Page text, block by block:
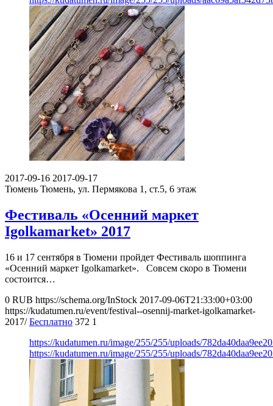
2017-09-16 2017-09-17
Тюмень Тюмень, ул. Пермякова 1, ст.5, 6 этаж
Фестиваль «Осенний маркет
Igolkamarket» 2017
16 и 17 сентября в Тюмени пройдет Фестиваль шоппинга
«Осенний маркет Igolkamarket». Совсем скоро в Тюмени
состоится…
0 RUB https://schema.org/InStock 2017-09-06T21:33:00+03:00
https://kudatumen.ru/event/festival--osennij-market-igolkamarket-
2017/ Бесплатно 372 1
https://kudatumen.ru/image/255/255/uploads/
https://kudatumen.ru/image/255/255/uploads/